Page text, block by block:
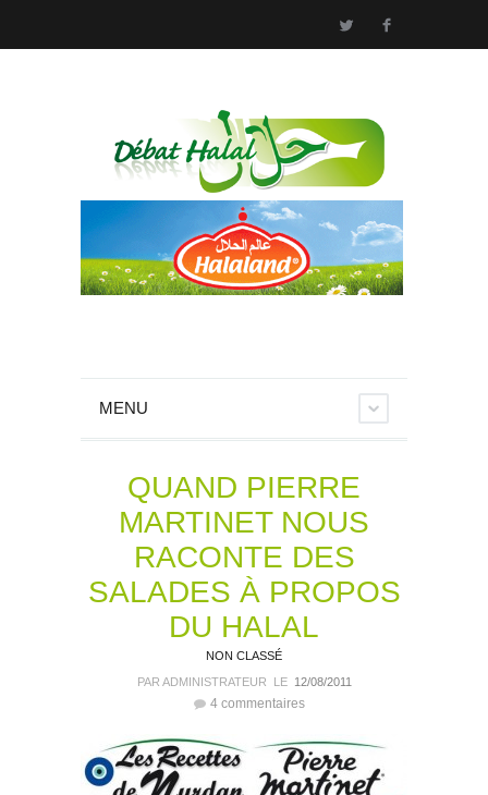
MENU
QUAND PIERRE
MARTINET NOUS
RACONTE DES
SALADES À PROPOS
DU HALAL
NON CLASSÉ
PAR ADMINISTRATEUR LE 12/08/2011
4 commentaires